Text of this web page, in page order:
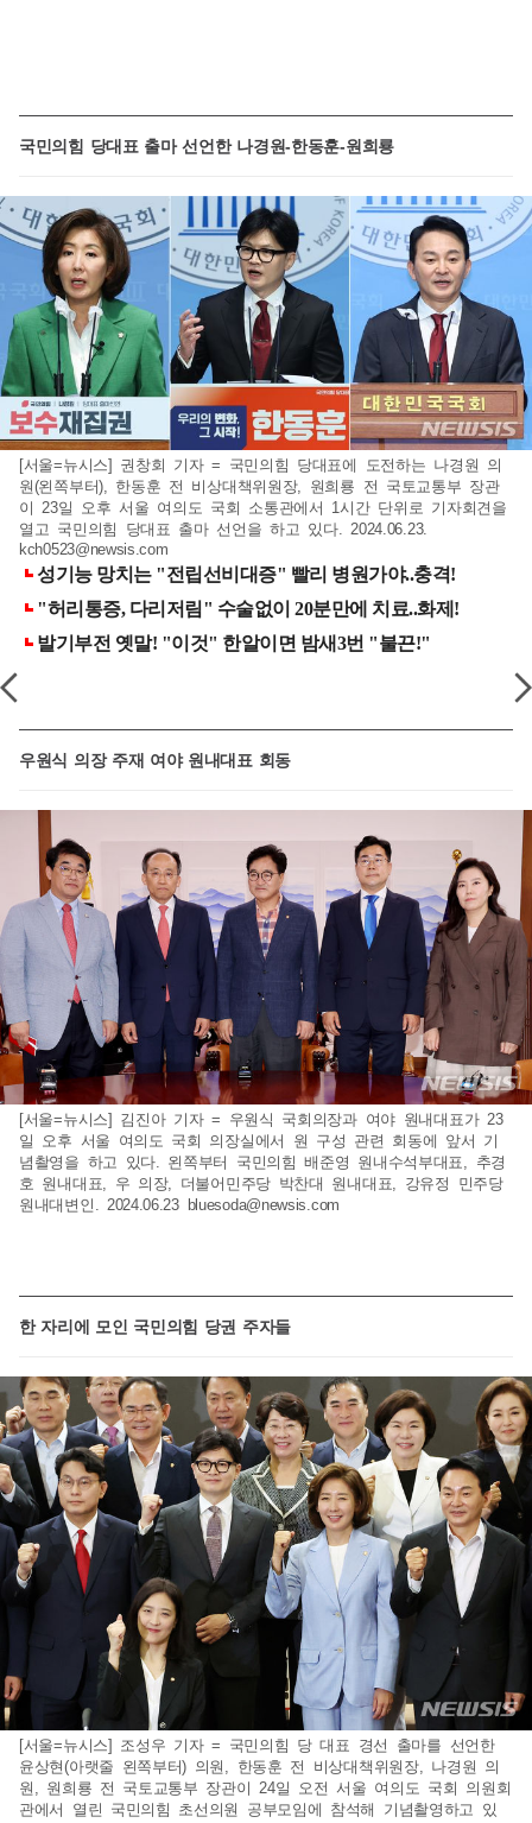
국민의힘 당대표 출마 선언한 나경원-한동훈-원희룡
[서울=뉴시스] 권창회 기자 = 국민의힘 당대표에 도전하는 나경원 의
원(왼쪽부터), 한동훈 전 비상대책위원장, 원희룡 전 국토교통부 장관
이 23일 오후 서울 여의도 국회 소통관에서 1시간 단위로 기자회견을
열고 국민의힘 당대표 출마 선언을 하고 있다. 2024.06.23.
kch0523@newsis.com
우원식 의장 주재 여야 원내대표 회동
[서울=뉴시스] 김진아 기자 = 우원식 국회의장과 여야 원내대표가 23
일 오후 서울 여의도 국회 의장실에서 원 구성 관련 회동에 앞서 기
념촬영을 하고 있다. 왼쪽부터 국민의힘 배준영 원내수석부대표, 추경
호 원내대표, 우 의장, 더불어민주당 박찬대 원내대표, 강유정 민주당
원내대변인. 2024.06.23 bluesoda@newsis.com
한 자리에 모인 국민의힘 당권 주자들
[서울=뉴시스] 조성우 기자 = 국민의힘 당 대표 경선 출마를 선언한
윤상현(아랫줄 왼쪽부터) 의원, 한동훈 전 비상대책위원장, 나경원 의
원, 원희룡 전 국토교통부 장관이 24일 오전 서울 여의도 국회 의원회
관에서 열린 국민의힘 초선의원 공부모임에 참석해 기념촬영하고 있